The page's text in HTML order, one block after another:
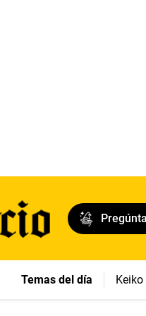
Temas del día